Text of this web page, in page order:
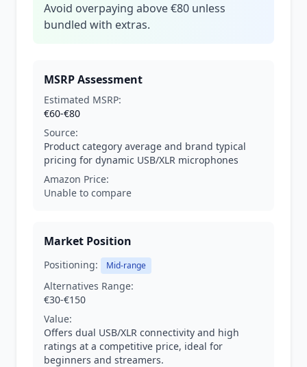
Avoid overpaying above €80 unless
bundled with extras.
MSRP Assessment
Estimated MSRP:
€60-€80
Source:
Product category average and brand typical
pricing for dynamic USB/XLR microphones
Amazon Price:
Unable to compare
Market Position
Positioning: Mid-range
Alternatives Range:
€30-€150
Value:
Offers dual USB/XLR connectivity and high
ratings at a competitive price, ideal for
beginners and streamers.